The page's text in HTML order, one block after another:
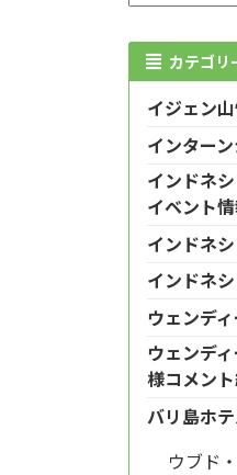
カテゴリ
イジェン
インター
インドネ
イベント
インドネ
インドネ
ウェンデ
ウェンデ
様コメン
バリ島ホ
ウブド